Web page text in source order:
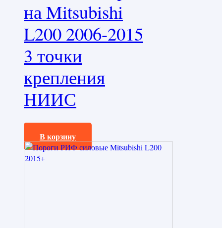
на Mitsubishi
L200 2006-2015
3 точки
крепления
НИИС
30000,0₽
В корзину